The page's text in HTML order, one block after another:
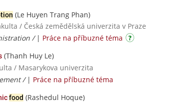
(Le Huyen Trang Phan)
/ Česká zemědělská univerzita v Praze
/ | Práce na příbuzné téma
(Thanh Huy Le)
/ Masarykova univerzita
/ | Práce na příbuzné téma
food (Rashedul Hoque)